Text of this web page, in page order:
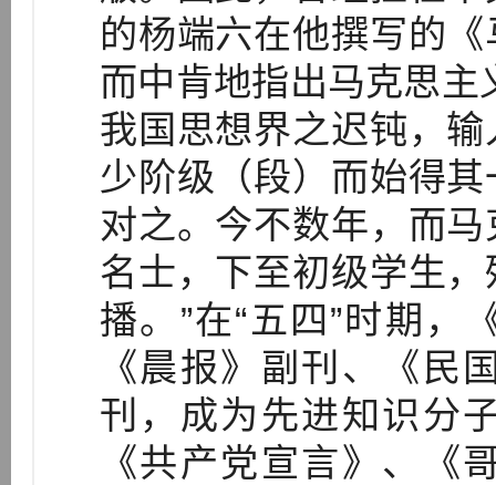
的杨端六在他撰写的
而中肯地指出马克思主
我国思想界之迟钝，
少阶级（段）而始得
对之。今不数年，而
名士，下至初级学生
播。”在“五四”时期，
《晨报》副刊、《民
刊，成为先进知识分
《共产党宣言》、《